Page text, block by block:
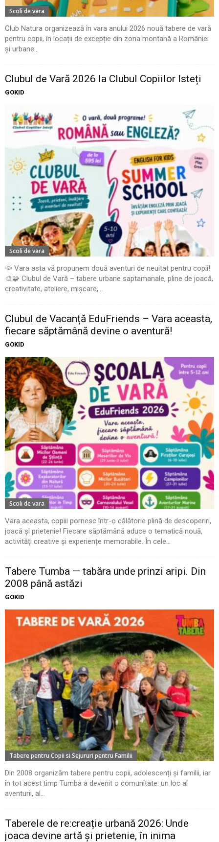
Scoli de vara
Club Natura organizează în vara anului 2026 nouă tabere de vară
pentru copii, în locații de excepție din zona montană a României
și urbane...
Clubul de Vară 2026 la Clubul Copiilor Isteți
GOKID
Scoli de vara
🌞 Vara asta vă propunem două aventuri de neuitat pentru copii!
🎨🧩 Clubul de Vară – tabere urbane saptamanale, pline de joacă,
creativitate, ateliere, mișcare,...
Clubul de Vacanță EduFriends – Vara aceasta,
fiecare săptămână devine o aventură!
GOKID
Scoli de vara
Vara aceasta, copiii pornesc într-o călătorie plină de descoperiri,
joacă și prietenie! Fiecare săptămână aduce o tematică nouă,
activități creative și experiențe memorabile. În cele...
Tabere Tumba — tabăra unde prinzi aripi. Din
2008 până astăzi
GOKID
Tabere pentru Copii si Sejururi pentru Familii
Din 2008 organizăm tabere pentru copii, adolescenți și familii, iar
în tot acest timp Tumba a devenit o comunitate: un loc al
aventurii, al...
Taberele de re:creație urbană 2026: Unde
joaca devine artă și prietenie, în inima